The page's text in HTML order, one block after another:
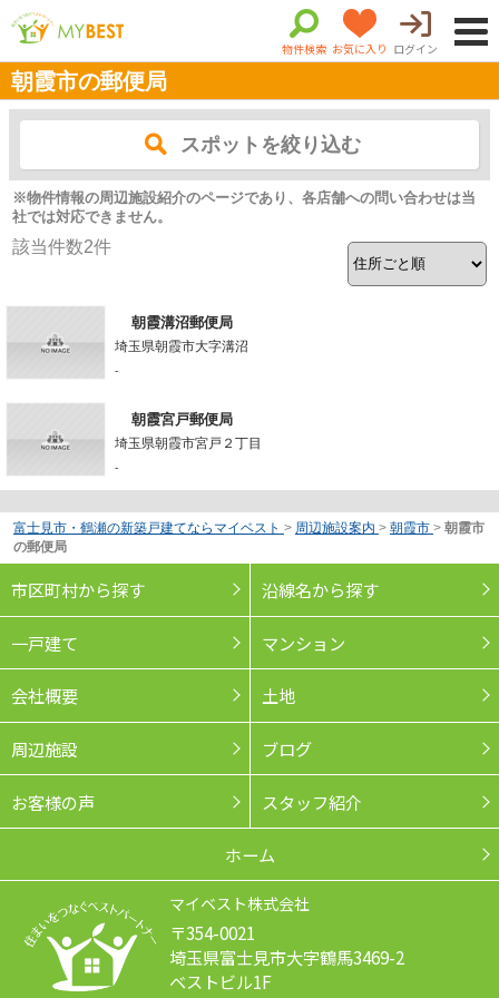
物件検索 お気に入り ログイン
朝霞市の郵便局
スポットを絞り込む
※物件情報の周辺施設紹介のページであり、各店舗への問い合わせは当
社では対応できません。
該当件数2件
朝霞溝沼郵便局
埼玉県朝霞市大字溝沼
-
朝霞宮戸郵便局
埼玉県朝霞市宮戸２丁目
-
富士見市・鶴瀬の新築戸建てならマイベスト > 周辺施設案内 > 朝霞市 > 朝霞市
の郵便局
市区町村から探す 沿線名から探す
一戸建て マンション
会社概要 土地
周辺施設 ブログ
お客様の声 スタッフ紹介
ホーム
マイベスト株式会社
〒354-0021
埼玉県富士見市大字鶴馬3469-2
ベストビル1F